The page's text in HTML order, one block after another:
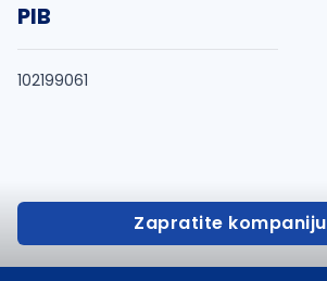
PIB
102199061
Zapratite kompaniju